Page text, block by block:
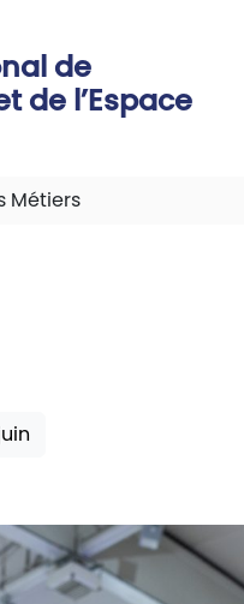
de
de l’Espace
Métiers